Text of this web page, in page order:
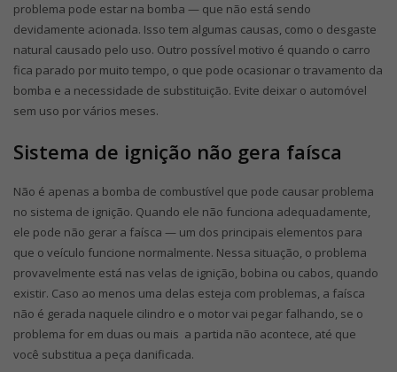
problema pode estar na bomba — que não está sendo
devidamente acionada. Isso tem algumas causas, como o desgaste
natural causado pelo uso. Outro possível motivo é quando o carro
fica parado por muito tempo, o que pode ocasionar o travamento da
bomba e a necessidade de substituição. Evite deixar o automóvel
sem uso por vários meses.
Sistema de ignição não gera faísca
Não é apenas a bomba de combustível que pode causar problema
no sistema de ignição. Quando ele não funciona adequadamente,
ele pode não gerar a faísca — um dos principais elementos para
que o veículo funcione normalmente. Nessa situação, o problema
provavelmente está nas velas de ignição, bobina ou cabos, quando
existir. Caso ao menos uma delas esteja com problemas, a faísca
não é gerada naquele cilindro e o motor vai pegar falhando, se o
problema for em duas ou mais a partida não acontece, até que
você substitua a peça danificada.